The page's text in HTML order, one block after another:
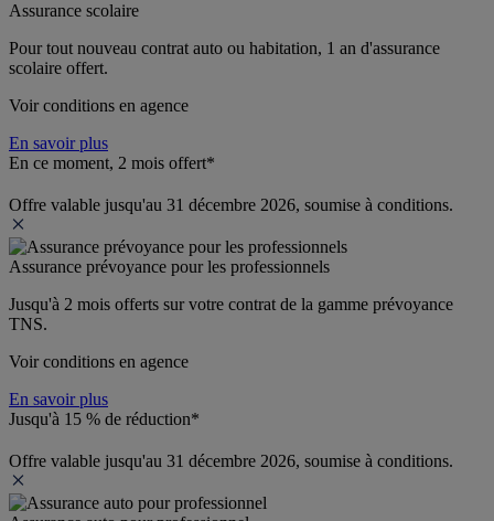
Assurance scolaire
Pour tout nouveau contrat auto ou habitation, 1 an d'assurance
scolaire offert.
Voir conditions en agence
En savoir plus
En ce moment, 2 mois offert*
Offre valable jusqu'au 31 décembre 2026, soumise à conditions.
Assurance prévoyance pour les professionnels
Jusqu'à 2 mois offerts sur votre contrat de la gamme prévoyance
TNS.
Voir conditions en agence
En savoir plus
Jusqu'à 15 % de réduction*
Offre valable jusqu'au 31 décembre 2026, soumise à conditions.